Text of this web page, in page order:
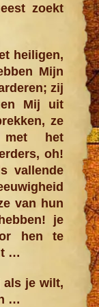
zoekt
heiligen,
Mijn
zij
Mij uit
ze
met het
oh!
vallende
van hun
je
hen te
…
als je wilt,
…